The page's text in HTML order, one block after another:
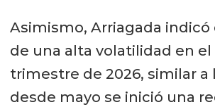
Asimismo, Arriagada indicó
de una alta volatilidad en
trimestre de 2026, similar a
desde mayo se inició una